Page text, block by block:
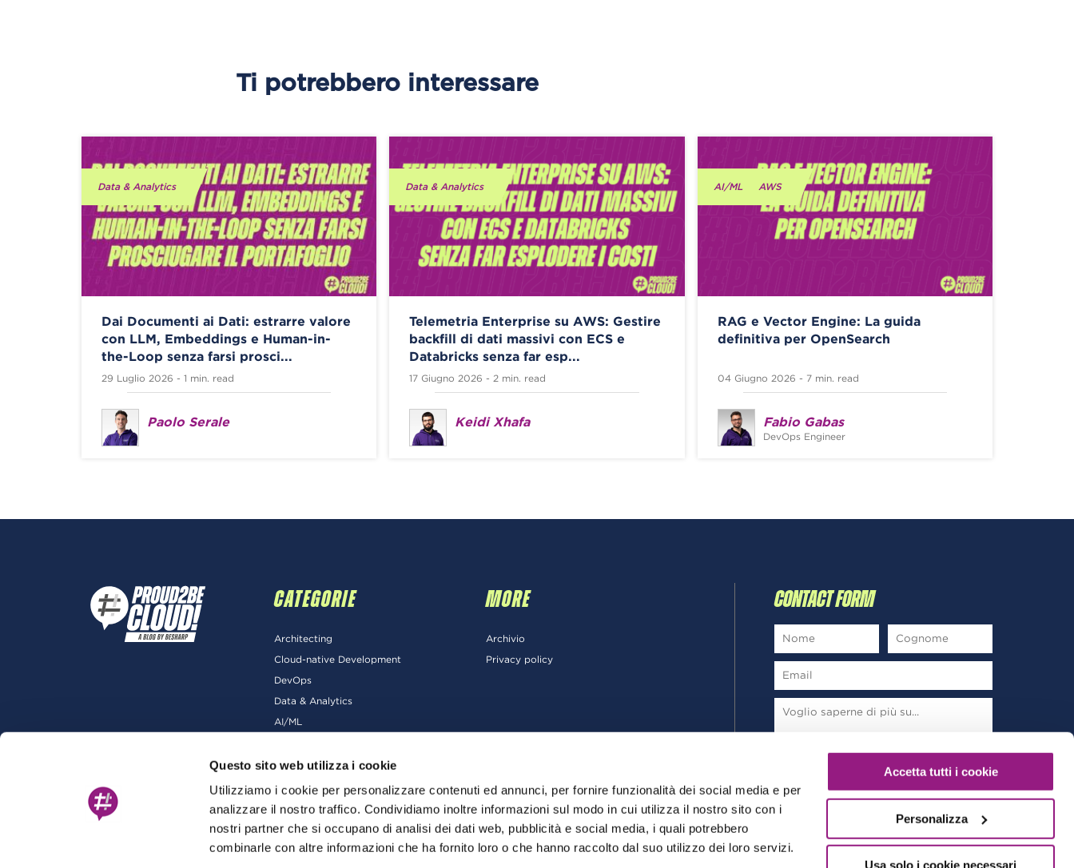
Questo sito web utilizza i cookie
Utilizziamo i cookie per personalizzare contenuti ed annunci, per fornire funzionalità dei social media e per
analizzare il nostro traffico. Condividiamo inoltre informazioni sul modo in cui utilizza il nostro sito con i
nostri partner che si occupano di analisi dei dati web, pubblicità e social media, i quali potrebbero
combinarle con altre informazioni che ha fornito loro o che hanno raccolto dal suo utilizzo dei loro servizi.
Accetta tutti i cookie
Personalizza
Usa solo i cookie necessari
Ti potrebbero interessare
Data & Analytics
Dai Documenti ai Dati: estrarre valore
con LLM, Embeddings e Human-in-
the-Loop senza farsi prosci...
29 Luglio 2026 - 1 min. read
Paolo Serale
Data & Analytics
Telemetria Enterprise su AWS: Gestire
backfill di dati massivi con ECS e
Databricks senza far esp...
17 Giugno 2026 - 2 min. read
Keidi Xhafa
AI/ML AWS
RAG e Vector Engine: La guida
definitiva per OpenSearch
04 Giugno 2026 - 7 min. read
Fabio Gabas
DevOps Engineer
CATEGORIE
Architecting
Cloud-native Development
DevOps
Data & Analytics
AI/ML
MORE
Archivio
Privacy policy
CONTACT FORM